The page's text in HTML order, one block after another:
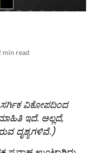
min read
ವಿಕೋಪದಿಂದ
ಇದೆ. ಅಲ್ಲದೆ,
ದೃಶ್ಯಗಳಿವೆ.)